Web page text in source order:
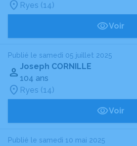
Ryes (14)
Voir
Publié le samedi 05 juillet 2025
Joseph CORNILLE
104 ans
Ryes (14)
Voir
Publié le samedi 10 mai 2025